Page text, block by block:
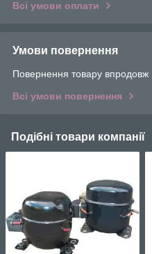
Всі умови оплати
Умови повернення
Повернення товару впродовж
Всі умови повернення
Подібні товари компанії